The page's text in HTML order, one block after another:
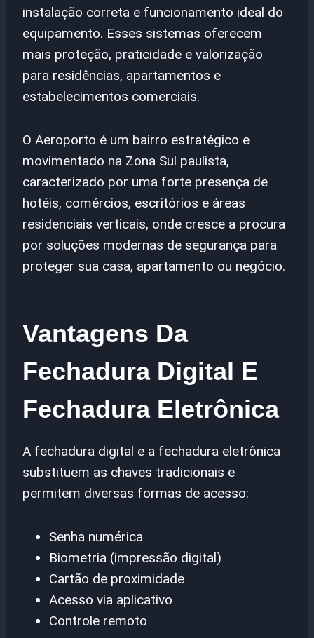
instalação correta e funcionamento ideal do
equipamento. Esses sistemas oferecem
mais proteção, praticidade e valorização
para residências, apartamentos e
estabelecimentos comerciais.
O Aeroporto é um bairro estratégico e
movimentado na Zona Sul paulista,
caracterizado por uma forte presença de
hotéis, comércios, escritórios e áreas
residenciais verticais, onde cresce a procura
por soluções modernas de segurança para
proteger sua casa, apartamento ou negócio.
Vantagens Da
Fechadura Digital E
Fechadura Eletrônica
A fechadura digital e a fechadura eletrônica
substituem as chaves tradicionais e
permitem diversas formas de acesso:
Senha numérica
Biometria (impressão digital)
Cartão de proximidade
Acesso via aplicativo
Controle remoto